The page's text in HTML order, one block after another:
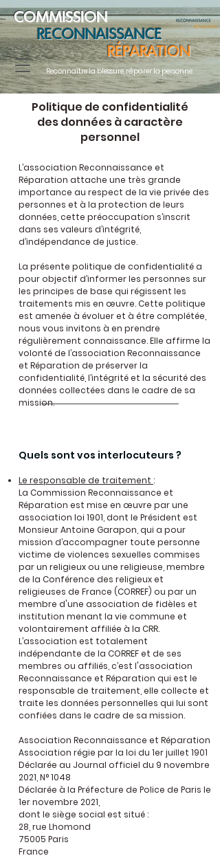
COMMISSION
RECONNAISSANCE
RÉPARATION
Reconnaître la blessure, réparer la personne
Politique de confidentialité
des données à caractère
personnel
L’association Reconnaissance et
Réparation attache une très grande
importance au respect de la vie privée des
personnes et à la protection de leurs
données, cette préoccupation s’inscrit
dans ses valeurs d’intégrité,
d’indépendance de justice.
La présente politique de confidentialité a
pour objectif d’informer les personnes sur
les principes de base qui régissent les
traitements mis en œuvre. Cette politique
est amenée à évoluer et à être complétée,
nous vous invitons à en prendre
régulièrement connaissance.Elle affirme la
volonté de l’association Reconnaissance
et Réparation de préserver la
confidentialité, l’intégrité et la sécurité des
données collectées dans le cadre de sa
mission.
Quels sont vos interlocuteurs ?
Le responsable de traitement :
La Commission Reconnaissance et
Réparation est mise en œuvre par une
association loi 1901, dont le Président est
Monsieur Antoine Garapon, qui a pour
mission d’accompagner toute personne
victime de violences sexuelles commises
par un religieux ou une religieuse, membre
de la Conférence des religieux et
religieuses de France (CORREF) ou par un
membre d'une association de fidèles et
institution menant la vie commune et
volontairement affiliée à la CRR.
L’association est totalement
indépendante de la CORREF et de ses
membres ou affiliés, c’est l'association
Reconnaissance et Réparation qui est le
responsable de traitement, elle collecte et
traite les données personnelles qui lui sont
confiées dans le cadre de sa mission.
Association Reconnaissance et Réparation
Association régie par la loi du 1er juillet 1901
Déclarée au Journal officiel du 9 novembre
2021, N° 1048
Déclarée à la Préfecture de Police de Paris le
1er novembre 2021,
dont le siège social est situé :
28, rue Lhomond
75005 Paris
France